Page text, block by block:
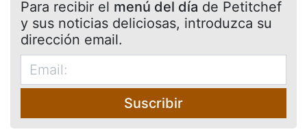
Para recibir el menú del día de Petitchef
y sus noticias deliciosas, introduzca su
dirección email.
Suscribir